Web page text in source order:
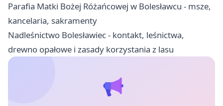
Parafia Matki Bożej Różańcowej w Bolesławcu - msze,
kancelaria, sakramenty
Nadleśnictwo Bolesławiec - kontakt, leśnictwa,
drewno opałowe i zasady korzystania z lasu